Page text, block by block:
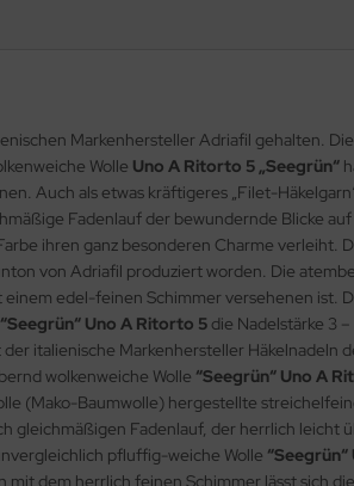
Markenhersteller Adriafil gehalten.
Wolle Uno A Ritorto 5 „Seegrün“
Auch als etwas kräftigeres „Filet-
Fadenlauf der bewundernde Blicke auf
ihren ganz besonderen Charme verleiht.
von Adriafil produziert worden. Die
edel-feinen Schimmer versehenen ist.
“Seegrün“ Uno A Ritorto 5 die Nadelstärke 3
italienische Markenhersteller Häkelnadeln
wolkenweiche Wolle “Seegrün“ Uno A
(Mako-Baumwolle) hergestellte
gleichmäßigen Fadenlauf, der herrlich leicht
pfluffig-weiche Wolle
dem herrlich feinen Schimmer lässt sich